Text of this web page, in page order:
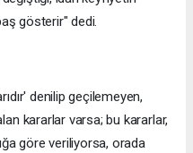
gösterir" dedi.
denilip geçilemeyen,
kararlar varsa; bu kararlar,
göre veriliyorsa, orada